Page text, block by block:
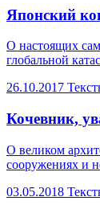
​Японский
О настоящих
глобальной
26.10.2017
Кочевник,
О великом
сооружениях и
03.05.2018